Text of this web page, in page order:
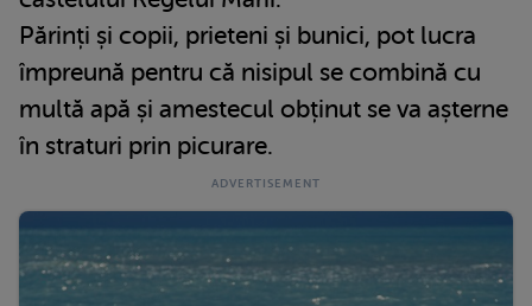
Părinți și copii, prieteni și bunici, pot lucra
împreună pentru că nisipul se combină cu
multă apă și amestecul obținut se va așterne
în straturi prin picurare.